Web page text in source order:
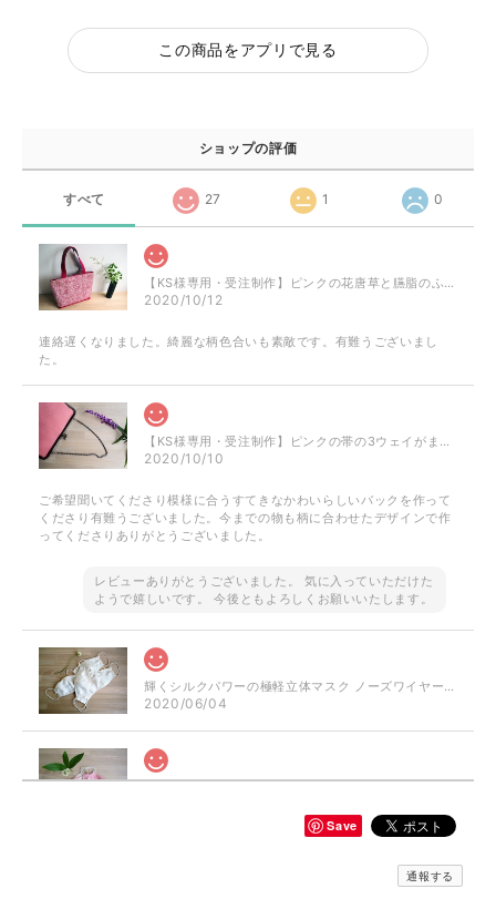
この商品をアプリで見る
ショップの評価
すべて 27 1 0
【KS様専用・受注制作】ピンクの花唐草と臙脂のふくれ織のミニトート
2020/10/12
連絡遅くなりました。綺麗な柄色合いも素敵です。有難うございまし
た。
【KS様専用・受注制作】ピンクの帯の3ウェイがまぐちバッグ
2020/10/10
ご希望聞いてくださり模様に合うすてきなかわいらしいバックを作って
くださり有難うございました。今までの物も柄に合わせたデザインで作
ってくださりありがとうございました。
レビューありがとうございました。 気に入っていただけた
ようで嬉しいです。 今後ともよろしくお願いいたします。
輝くシルクパワーの極軽立体マスク ノーズワイヤー入り（肌触りの良い着物の裏地絹100％）
2020/06/04
【再販】選べる立体型マスク ノーズワイヤー入り 白生成り/白にブルー小花模様（肌触りの良い着物の裏地綿100％利用）
Save
通報する